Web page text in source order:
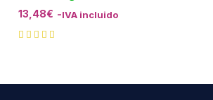
13,48€ -IVA incluido